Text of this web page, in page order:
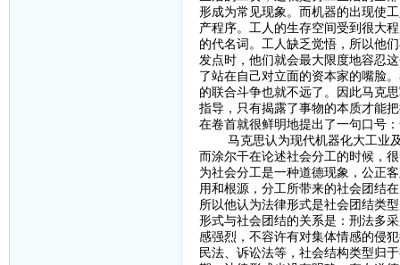
形成为常见现象。而机器的出现使
产程序。工人的生存空间受到很大
的代名词。工人缺乏觉悟，所以他
发点时，他们就会最大限度地容忍
了站在自己对立面的资本家的嘴脸
的联合斗争也就不远了。因此马克
指导，只有揭露了事物的本质才能
在卷首就很鲜明地提出了一句口号
马克思认为现代机器化大工业及
而涂尔干在论述社会分工的时候，
为社会分工是一种道德现象，公正
用和根源，分工所带来的社会团结
所以他认为法律形式是社会团结类
形式与社会团结的关系是：刑法多
感强烈，不容许有对集体情感的侵
民法、诉讼法等，社会结构类型归